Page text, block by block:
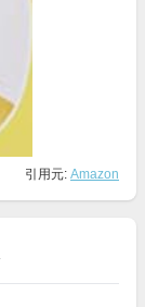
引用元: Amazon